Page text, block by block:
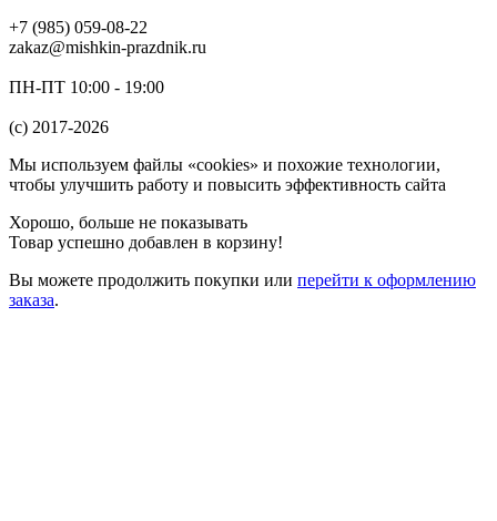
+7 (985) 059-08-22
zakaz@mishkin-prazdnik.ru
ПН-ПТ 10:00 - 19:00
(c) 2017-2026
Мы используем файлы «cookies» и похожие технологии,
чтобы улучшить работу и повысить эффективность сайта
Хорошо, больше не показывать
Товар успешно добавлен в корзину!
Вы можете продолжить покупки или перейти к оформлению
заказа.